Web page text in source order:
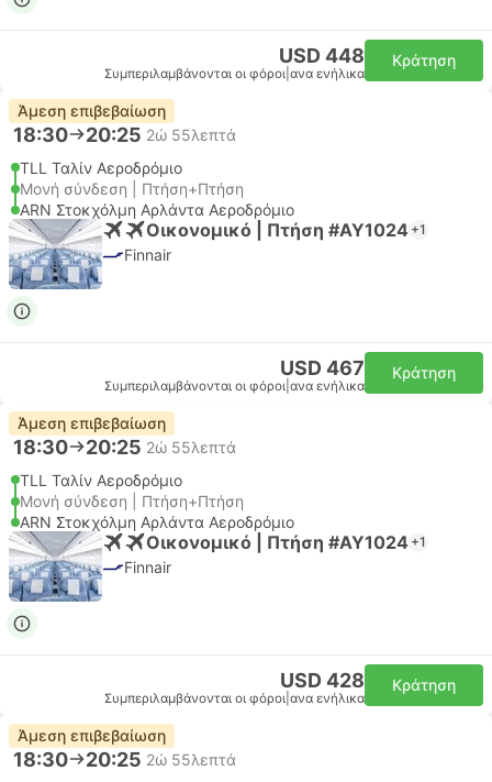
USD 448
Συμπεριλαμβάνονται οι φόροι ανα ενήλικα
Κράτηση
Άμεση επιβεβαίωση
18:30 20:25 2ώ 55λεπτά
TLL Ταλίν Αεροδρόμιο
Μονή σύνδεση | Πτήση+Πτήση
ARN Στοκχόλμη Αρλάντα Αεροδρόμιο
Οικονομικό | Πτήση #AY1024 +1
Finnair
USD 467
Συμπεριλαμβάνονται οι φόροι ανα ενήλικα
Κράτηση
Άμεση επιβεβαίωση
18:30 20:25 2ώ 55λεπτά
TLL Ταλίν Αεροδρόμιο
Μονή σύνδεση | Πτήση+Πτήση
ARN Στοκχόλμη Αρλάντα Αεροδρόμιο
Οικονομικό | Πτήση #AY1024 +1
Finnair
USD 428
Συμπεριλαμβάνονται οι φόροι ανα ενήλικα
Κράτηση
Άμεση επιβεβαίωση
18:30 20:25 2ώ 55λεπτά